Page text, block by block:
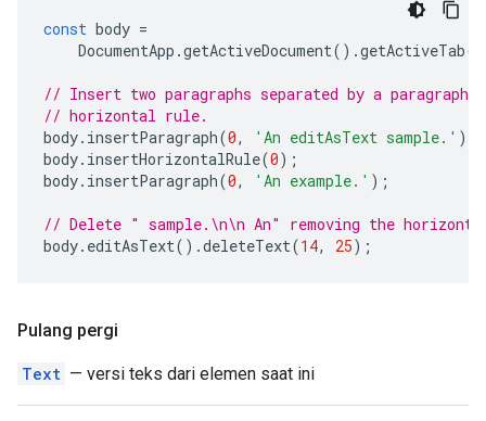
const body =
DocumentApp .getActiveDocument().getActiveTab
// Insert two paragraphs separated by a paragraph
// horizontal rule.
body. insertParagraph(0, 'An editAsText sample.' );
body. insertHorizontalRule(0);
body. insertParagraph(0, 'An example.' );
// Delete " sample.\n\n An" removing the
body. editAsText().deleteText(14, 25);
Pulang pergi
Text — versi teks dari elemen saat ini